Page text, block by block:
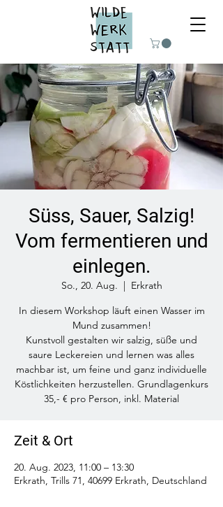
Süss, Sauer, Salzig!
Vom fermentieren und
einlegen.
So., 20. Aug.
  |
Erkrath
In diesem Workshop läuft einen Wasser im
Mund zusammen!
Kunstvoll gestalten wir salzig, süße und
saure Leckereien und lernen was alles
machbar ist, um feine und ganz individuelle
Köstlichkeiten herzustellen. Grundlagenkurs
Zeit & Ort
20. Aug. 2023, 11:00 – 13:30
Erkrath, Trills 71, 40699 Erkrath, Deutschland